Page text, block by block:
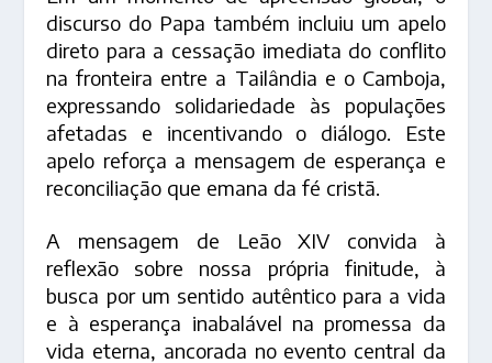
discurso do Papa também incluiu um apelo
direto para a cessação imediata do conflito
na fronteira entre a Tailândia e o Camboja,
expressando solidariedade às populações
afetadas e incentivando o diálogo. Este
apelo reforça a mensagem de esperança e
reconciliação que emana da fé cristã.
A mensagem de Leão XIV convida à
reflexão sobre nossa própria finitude, à
busca por um sentido autêntico para a vida
e à esperança inabalável na promessa da
vida eterna, ancorada no evento central da